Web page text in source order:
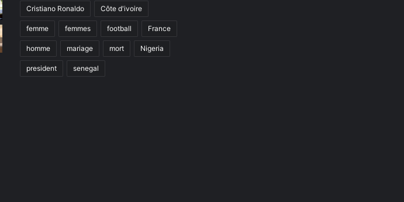
Cristiano Ronaldo Côte d'ivoire
femme femmes football France
homme mariage mort Nigeria
president senegal